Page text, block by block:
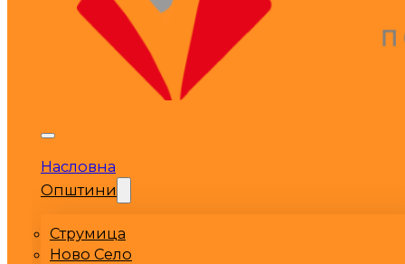
Насловна
Општини
Струмица
Ново Село